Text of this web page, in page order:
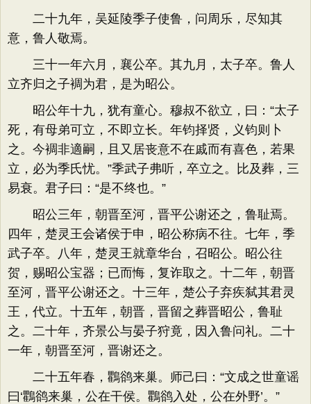
二十九年，吴延陵季子使鲁，问周乐，尽知其
意，鲁人敬焉。
三十一年六月，襄公卒。其九月，太子卒。鲁人
立齐归之子裯为君，是为昭公。
昭公年十九，犹有童心。穆叔不欲立，曰：“太子
死，有母弟可立，不即立长。年钧择贤，义钧则卜
之。今裯非適嗣，且又居丧意不在戚而有喜色，若果
立，必为季氏忧。”季武子弗听，卒立之。比及葬，三
易衰。君子曰：“是不终也。”
昭公三年，朝晋至河，晋平公谢还之，鲁耻焉。
四年，楚灵王会诸侯于申，昭公称病不往。七年，季
武子卒。八年，楚灵王就章华台，召昭公。昭公往
贺，赐昭公宝器；已而悔，复诈取之。十二年，朝晋
至河，晋平公谢还之。十三年，楚公子弃疾弑其君灵
王，代立。十五年，朝晋，晋留之葬晋昭公，鲁耻
之。二十年，齐景公与晏子狩竟，因入鲁问礼。二十
一年，朝晋至河，晋谢还之。
二十五年春，鸜鹆来巢。师己曰：“文成之世童谣
曰‘鸜鹆来巢，公在干侯。鸜鹆入处，公在外野’。”